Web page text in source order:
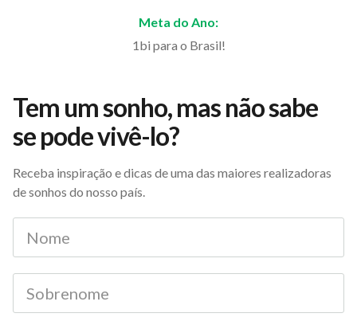
Meta do Ano:
1bi para o Brasil!
Tem um sonho, mas não sabe
se pode vivê-lo?
Receba inspiração e dicas de uma das maiores realizadoras
de sonhos do nosso país.